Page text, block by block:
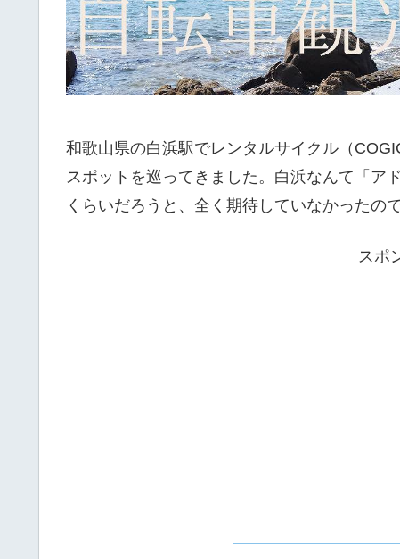
和歌山県の白浜駅でレンタルサイクル（
スポットを巡ってきました。白浜なんて「ア
くらいだろうと、全く期待していなかったの
スポ